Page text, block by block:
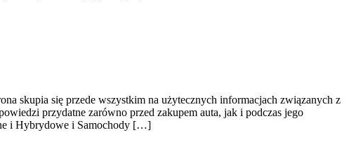
skupia się przede wszystkim na użytecznych informacjach związanych z
przydatne zarówno przed zakupem auta, jak i podczas jego
i Hybrydowe i Samochody […]